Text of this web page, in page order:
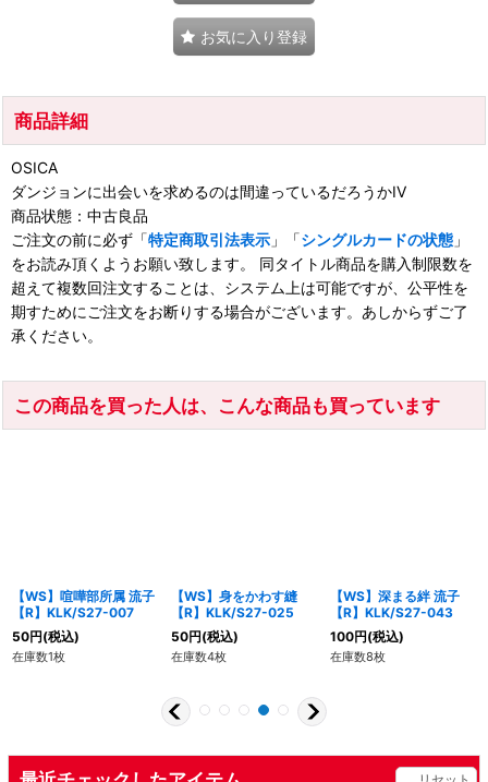
お気に入り登録
商品詳細
OSICA
ダンジョンに出会いを求めるのは間違っているだろうかIV
商品状態：中古良品
ご注文の前に必ず「特定商取引法表示 」「シングルカードの状態 」
をお読み頂くようお願い致します。 同タイトル商品を購入制限数を
超えて複数回注文することは、システム上は可能ですが、公平性を
期すためにご注文をお断りする場合がございます。あしからずご了
承ください。
この商品を買った人は、こんな商品も買っています
【WS】喧嘩部所属 流子
【R】KLK/S27-007
50円(税込)
在庫数1枚
【WS】身をかわす縫
【R】KLK/S27-025
50円(税込)
在庫数4枚
【WS】深まる絆 流子
【R】KLK/S27-043
100円(税込)
在庫数8枚
リセット